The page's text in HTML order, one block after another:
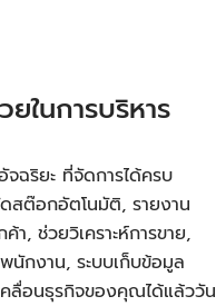
ในการบริหาร
จฉริยะ ที่จัดการได้ครบ
สต๊อกอัตโนมัติ, รายงาน
, ช่วยวิเคราะห์การขาย,
นักงาน, ระบบเก็บข้อมูล
คลื่อนธุรกิจของคุณได้แล้ววัน